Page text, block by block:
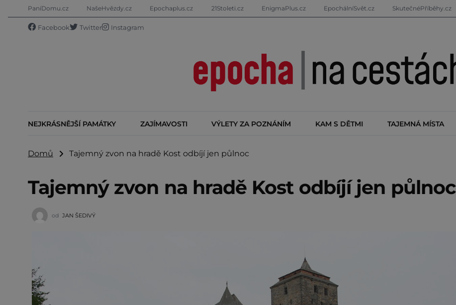
PaníDomu.cz NašeHvězdy.cz Epochaplus.cz 21Stoleti.cz EnigmaPlus.cz EpochálníSvět.cz SkutečnéPříběhy.cz
Facebook Twitter Instagram
NEJKRÁSNĚJŠÍ PAMÁTKY ZAJÍMAVOSTI VÝLETY ZA POZNÁNÍM KAM S DĚTMI TAJEMNÁ MÍSTA
Domů Tajemný zvon na hradě Kost odbíjí jen půlnoc
Tajemný zvon na hradě Kost odbíjí jen půlnoc
od JAN ŠEDIVÝ